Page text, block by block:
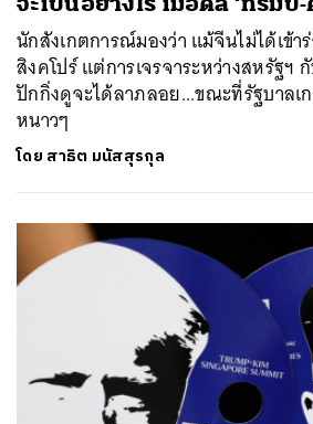
นักสังเกตการณ์มองว่า แม้จีนไม่ได้เข้
สิงคโปร์ แต่การเจรจาระหว่างสหรัฐฯ
ปักกิ่งดูจะได้ลาภลอย...ขณะที่รัฐบาลเ
หนาวๆ
โดย สาธิต มนัสสุรกุล